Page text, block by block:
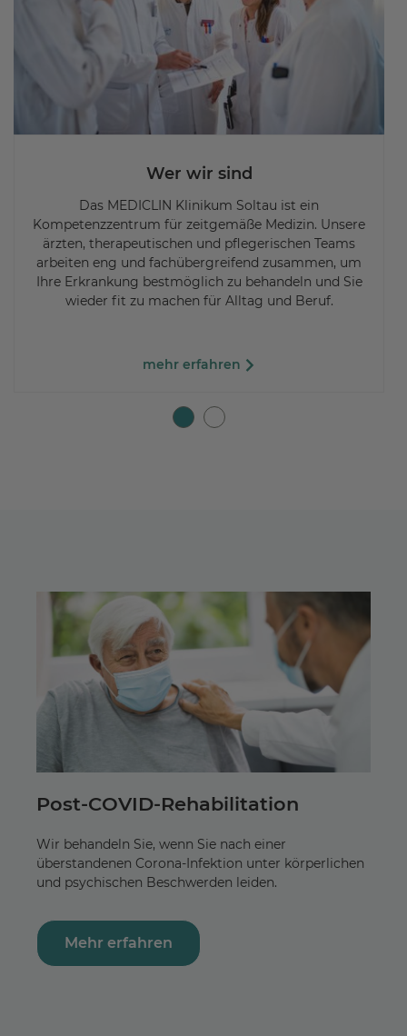
Wer wir sind
Das MEDICLIN Klinikum Soltau ist ein
Kompetenzzentrum für zeitgemäße Medizin. Unsere
ärzten, therapeutischen und pflegerischen Teams
arbeiten eng und fachübergreifend zusammen, um
Ihre Erkrankung bestmöglich zu behandeln und Sie
wieder fit zu machen für Alltag und Beruf.
mehr erfahren
Post-COVID-Rehabilitation
Wir behandeln Sie, wenn Sie nach einer
überstandenen Corona-Infektion unter körperlichen
und psychischen Beschwerden leiden.
Mehr erfahren